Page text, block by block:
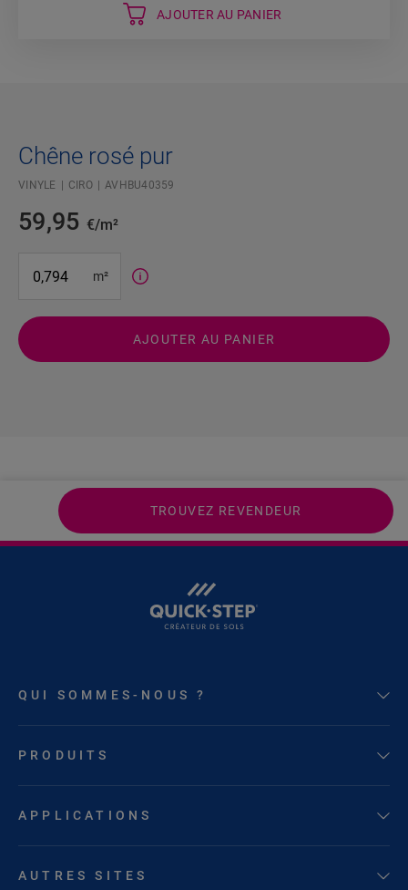
AJOUTER AU PANIER
Chêne rosé pur
VINYLE CIRO AVHBU40359
59,95 €/m²
m²
AJOUTER AU PANIER
TROUVEZ REVENDEUR
QUI SOMMES-NOUS ?
PRODUITS
APPLICATIONS
AUTRES SITES